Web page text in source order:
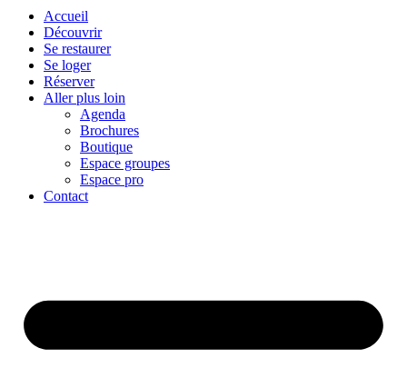
Accueil
Découvrir
Se restaurer
Se loger
Réserver
Aller plus loin
Agenda
Brochures
Boutique
Espace groupes
Espace pro
Contact